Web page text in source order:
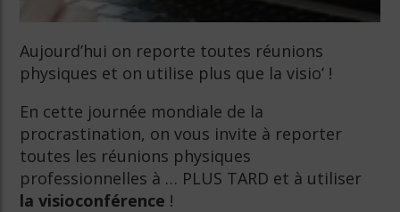
Aujourd’hui on reporte toutes réunions
physiques et on utilise plus que la visio’ !
En cette journée mondiale de la
procrastination, on vous invite à reporter
toutes les réunions physiques
professionnelles à … PLUS TARD et à utiliser
la visioconférence !